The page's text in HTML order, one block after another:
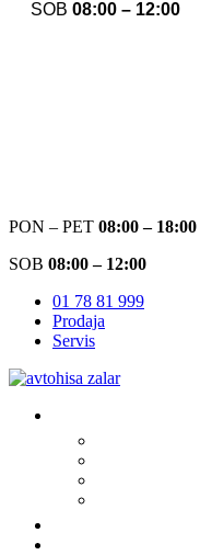
SOB 08:00 – 12:00
PON – PET 08:00 – 18:00
SOB 08:00 – 12:00
01 78 81 999
Prodaja
Servis